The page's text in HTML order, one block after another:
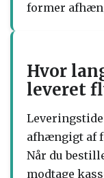
former
Hvor
leveret
afhængigt af
Når du
modtage